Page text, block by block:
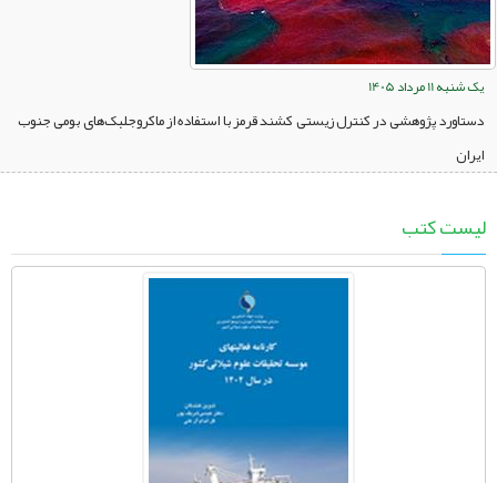
یک شنبه 11 مرداد 1405
دستاورد پژوهشی در کنترل زیستی کشند قرمز با استفاده از ماکروجلبک‌های بومی جنوب
ایران
لیست کتب